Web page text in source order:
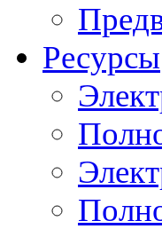
Ресурсы